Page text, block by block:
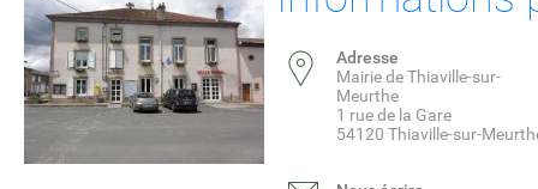
Adresse
Mairie de Thiaville-sur-
Meurthe
1 rue de la Gare
54120 Thiaville-sur-